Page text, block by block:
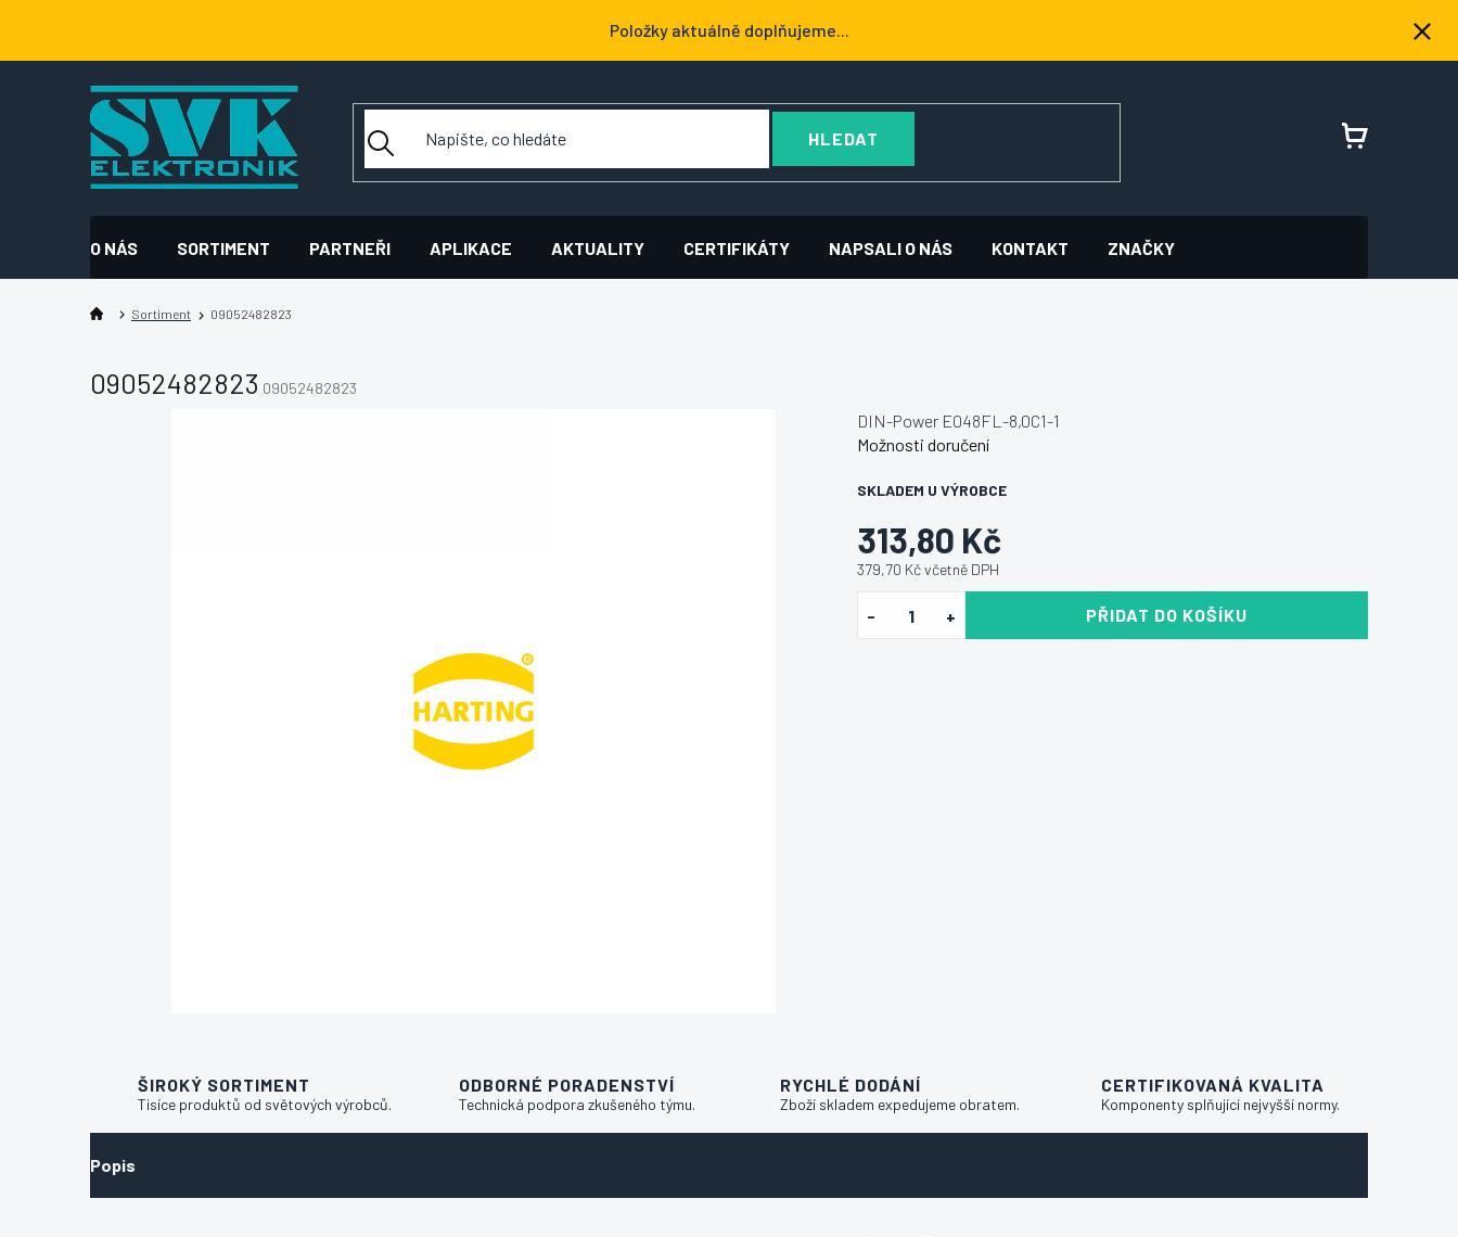
obsah
Položky aktuálně doplňujeme...
HLEDAT
NÁKUPNÍ
O NÁS SORTIMENT PARTNEŘI APLIKACE AKTUALITY CERTIFIKÁTY NAPSALI O NÁS KONTAKT ZNAČKY
Sortiment 09052482823
09052482823 09052482823
313,80 Kč
379,70 Kč včetně DPH
SKLADEM U VÝROBCE
Možnosti doručení
PŘIDAT DO KOŠÍKU
DIN-Power E048FL-8,0C1-1
ŠIROKÝ SORTIMENT
Tisíce produktů od světových výrobců.
ODBORNÉ PORADENSTVÍ
Technická podpora zkušeného týmu.
RYCHLÉ DODÁNÍ
Zboží skladem expedujeme obratem.
CERTIFIKOVANÁ KVALITA
Komponenty splňující nejvyšší normy.
Popis